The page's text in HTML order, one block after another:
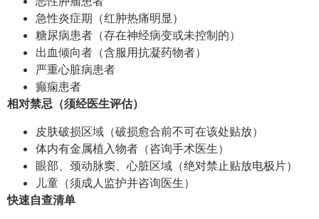
急性炎症期（红肿热痛明显）
糖尿病患者（存在神经病变或未控制的）
出血倾向者（含服用抗凝药物者）
严重心脏病患者
癫痫患者
相对禁忌（须经医生评估）
皮肤破损区域（破损愈合前不可在该处贴放）
体内有金属植入物者（咨询手术医生）
眼部、颈动脉窦、心脏区域（绝对禁止贴放电极片）
儿童（须成人监护并咨询医生）
快速自查清单